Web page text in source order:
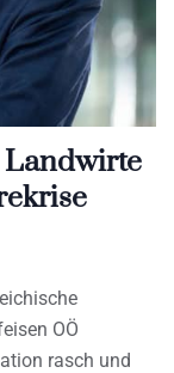
Landwirte
OÖ
rasch und